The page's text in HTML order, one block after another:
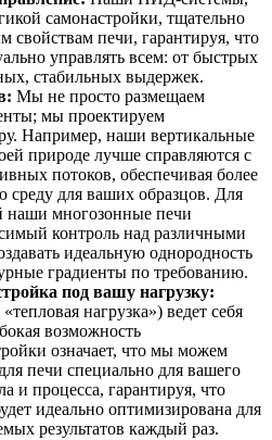
самонастройки, тщательно
свойствам печи, гарантируя, что
управлять всем: от быстрых
стабильных выдержек.
Мы не просто размещаем
мы проектируем
Например, наши вертикальные
природе лучше справляются с
потоков, обеспечивая более
среду для ваших образцов. Для
многозонные печи
контроль над различными
идеальную однородность
градиенты по требованию.
под вашу нагрузку:
нагрузка») ведет себя
возможность
означает, что мы можем
печи специально для вашего
и процесса, гарантируя, что
идеально оптимизирована для
результатов каждый раз.